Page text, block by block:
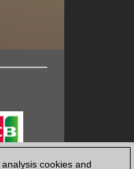
cookies and